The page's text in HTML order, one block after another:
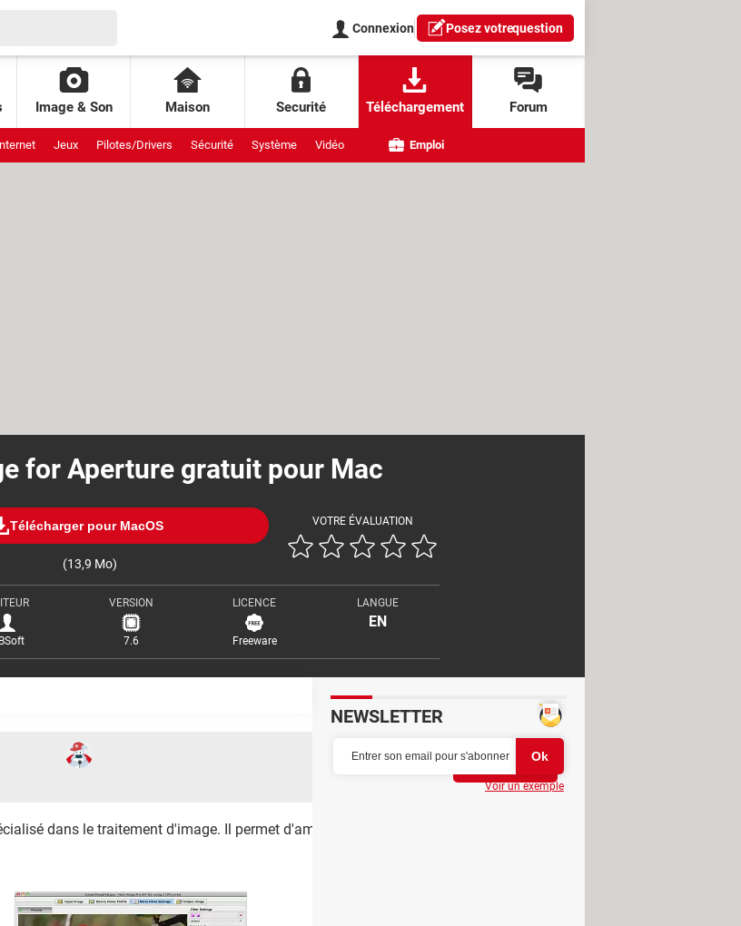
Connexion Posez votrequestion
Image & Son Maison Securité Téléchargement Forum
Jeux Pilotes/Drivers Sécurité Système Vidéo Emploi
for Aperture gratuit pour Mac
Télécharger pour MacOS
(13,9 Mo)
VOTRE ÉVALUATION
VERSION
7.6
LICENCE
Freeware
LANGUE
EN
dans le traitement d'image. Il permet d'améliorer la qualité des photographies
NEWSLETTER
Voir un exemple